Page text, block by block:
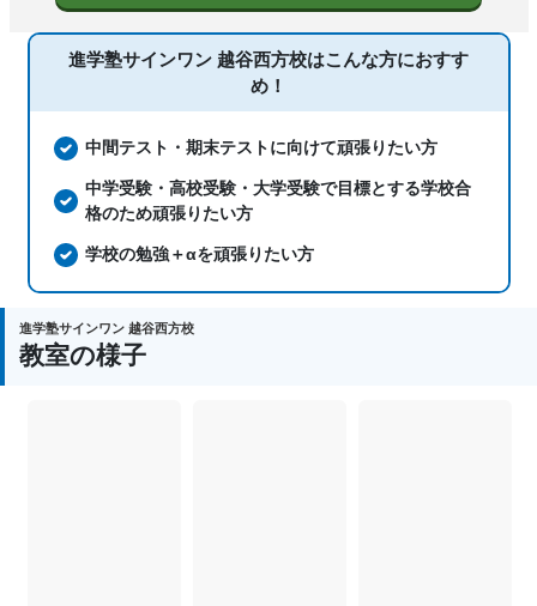
講可能、季節講習のみの受講可、自習室
あり
科目
国語、現代文、古典（古文・漢文）、算
数、数学、理科、物理、化学、生物、地
学、社会、日本史、世界史、歴史総合、
ミング
進学塾サインワン 越谷西方校はこんな方におすす
め！
中間テスト・期末テストに向けて頑張りたい方
中学受験・高校受験・大学受験で目標とする学校合
格のため頑張りたい方
学校の勉強＋αを頑張りたい方
進学塾サインワン 越谷西方校
教室の様子